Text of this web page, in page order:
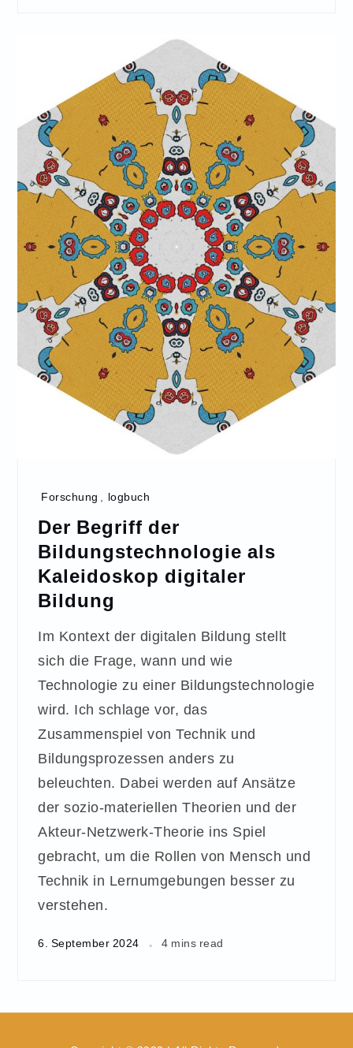
Forschung logbuch
Der Begriff der
Bildungstechnologie als
Kaleidoskop digitaler
Bildung
Im Kontext der digitalen Bildung stellt
sich die Frage, wann und wie
Technologie zu einer Bildungstechnologie
wird. Ich schlage vor, das
Zusammenspiel von Technik und
Bildungsprozessen anders zu
beleuchten. Dabei werden auf Ansätze
der sozio-materiellen Theorien und der
Akteur-Netzwerk-Theorie ins Spiel
gebracht, um die Rollen von Mensch und
Technik in Lernumgebungen besser zu
verstehen.
6. September 2024 4 mins read